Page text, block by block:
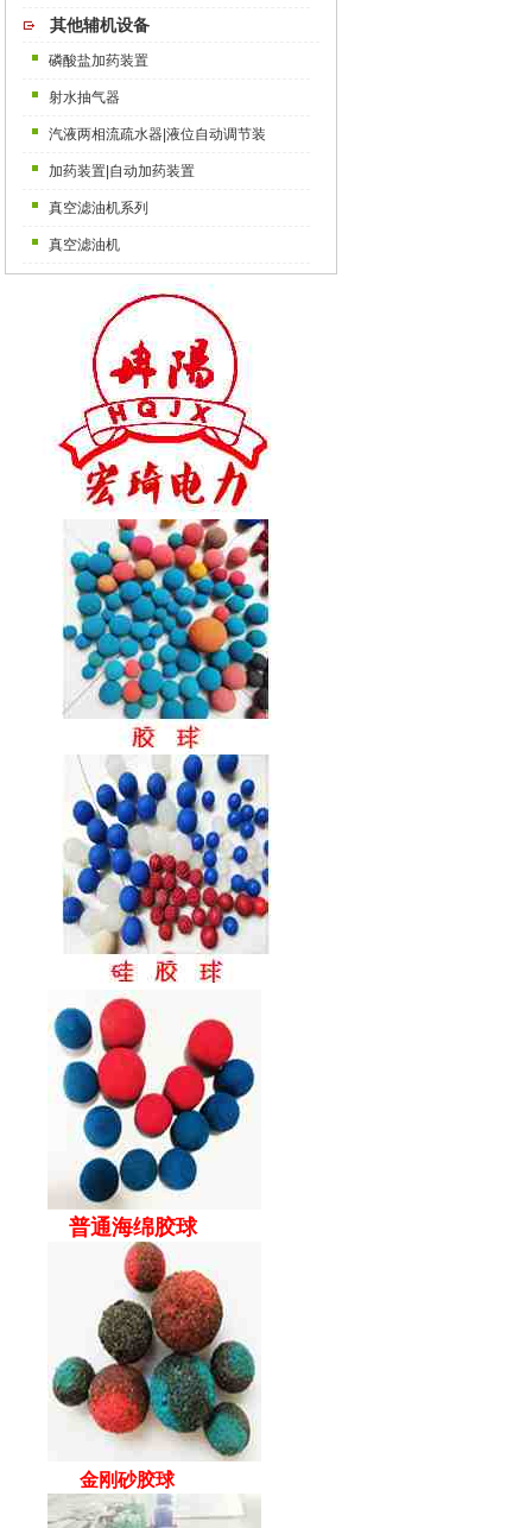
其他辅机设备
磷酸盐加药装置
射水抽气器
汽液两相流疏水器|液位自动调节装
加药装置|自动加药装置
真空滤油机系列
真空滤油机
普通海绵胶球
金刚砂胶球